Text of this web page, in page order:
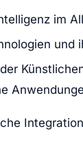
im
und